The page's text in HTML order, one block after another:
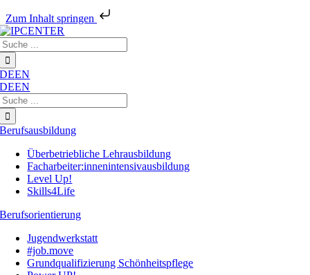
Zum Inhalt springen
Zum
Inhalt
springen
DEEN
DEEN
Berufsausbildung
Überbetriebliche Lehrausbildung
Facharbeiter:innenintensivausbildung
Level Up!
Skills4Life
Berufsorientierung
Jugendwerkstatt
#job.move
Grundqualifizierung Schönheitspflege